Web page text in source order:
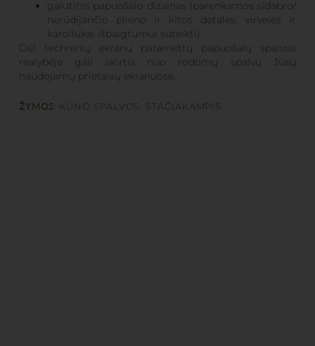
galutinis papuošalo dizainas (parenkamos sidabro/
nerūdijančio plieno ir kitos detalės, virvelės ir
karoliukai išbaigtumui suteikti)
Dėl techninių ekranų parametrų papuošalų spalvos
realybėje gali skirtis nuo rodomų spalvų Jūsų
naudojamų prietaisų ekranuose.
ŽYMOS: KŪNO SPALVOS STAČIAKAMPIS